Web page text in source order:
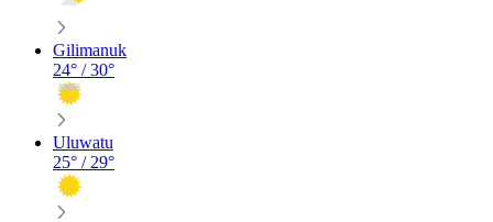
Gilimanuk
24° /30°
Uluwatu
25° / 29°